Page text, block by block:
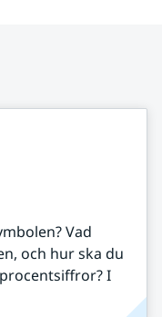
Vad
och hur ska du
I